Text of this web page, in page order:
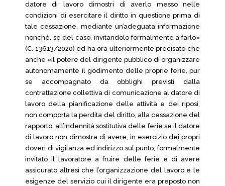
datore di lavoro dimostri di averlo messo nelle
condizioni di esercitare il diritto in questione prima di
tale cessazione, mediante un’adeguata informazione
nonché, se del caso, invitandolo formalmente a farlo»
(C. 13613/2020) ed ha ora ulteriormente precisato che
anche «il potere del dirigente pubblico di organizzare
autonomamente il godimento delle proprie ferie, pur
se accompagnato da obblighi previsti dalla
contrattazione collettiva di comunicazione al datore di
lavoro della pianificazione delle attività e dei riposi,
non comporta la perdita del diritto, alla cessazione del
rapporto, all’indennità sostitutiva delle ferie se il datore
di lavoro non dimostra di avere, in esercizio dei propri
doveri di vigilanza ed indirizzo sul punto, formalmente
invitato il lavoratore a fruire delle ferie e di avere
assicurato altresì che l’organizzazione del lavoro e le
esigenze del servizio cui il dirigente era preposto non